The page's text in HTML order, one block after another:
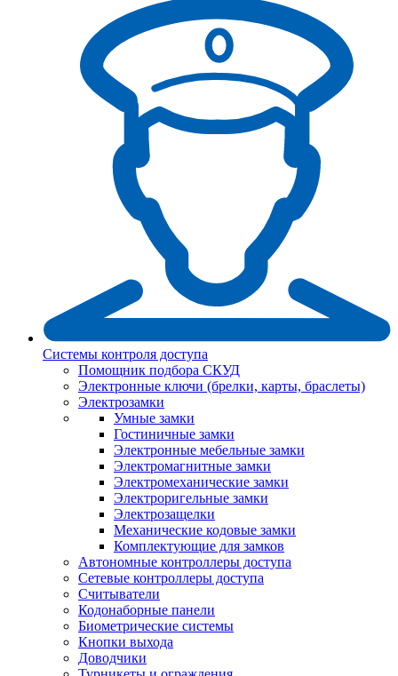
Системы контроля доступа
Помощник подбора СКУД
Электронные ключи (брелки, карты, браслеты)
Электрозамки
Умные замки
Гостиничные замки
Электронные мебельные замки
Электромагнитные замки
Электромеханические замки
Электроригельные замки
Электрозащелки
Механические кодовые замки
Комплектующие для замков
Автономные контроллеры доступа
Сетевые контроллеры доступа
Считыватели
Кодонаборные панели
Биометрические системы
Кнопки выхода
Доводчики